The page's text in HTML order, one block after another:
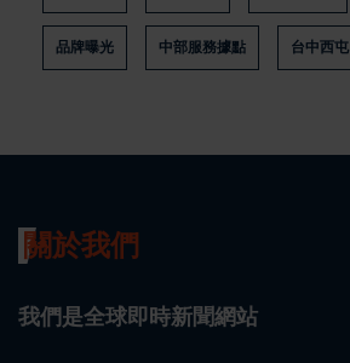
品牌曝光 中部服務據點 台中西屯
關於我們
我們是全球即時新聞網站